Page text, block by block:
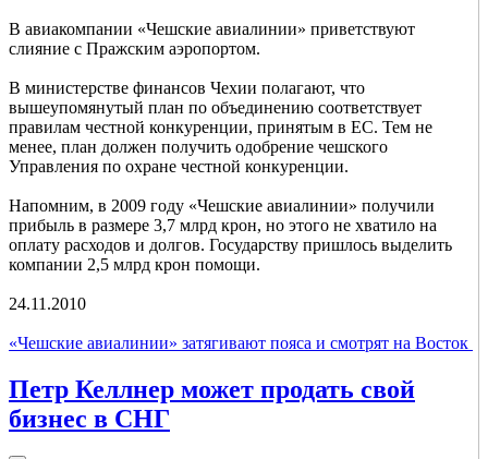
В авиакомпании «Чешские авиалинии» приветствуют
слияние с Пражским аэропортом.
В министерстве финансов Чехии полагают, что
вышеупомянутый план по объединению соответствует
правилам честной конкуренции, принятым в ЕС. Тем не
менее, план должен получить одобрение чешского
Управления по охране честной конкуренции.
Напомним, в 2009 году «Чешские авиалинии» получили
прибыль в размере 3,7 млрд крон, но этого не хватило на
оплату расходов и долгов. Государству пришлось выделить
компании 2,5 млрд крон помощи.
24.11.2010
«Чешские авиалинии» затягивают пояса и смотрят на Восток
Петр Келлнер может продать свой
бизнес в СНГ